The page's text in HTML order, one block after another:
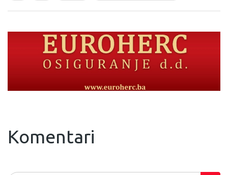
Komentari